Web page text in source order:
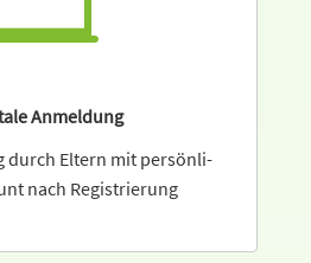
Anmeldung
durch Eltern mit persön­li­
nach Registrierung